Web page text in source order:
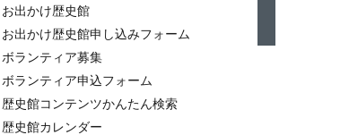
お出かけ歴史館
お出かけ歴史館申し込みフォーム
ボランティア募集
ボランティア申込フォーム
歴史館コンテンツかんたん検索
歴史館カレンダー